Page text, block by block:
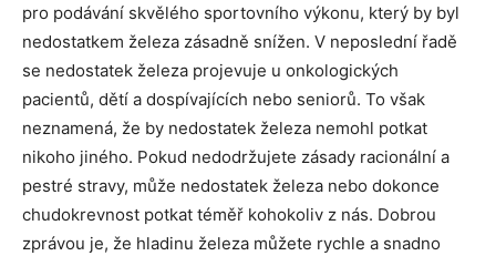
pro podávání skvělého sportovního výkonu, který by byl
nedostatkem železa zásadně snížen. V neposlední řadě
se nedostatek železa projevuje u onkologických
pacientů, dětí a dospívajících nebo seniorů. To však
neznamená, že by nedostatek železa nemohl potkat
nikoho jiného. Pokud nedodržujete zásady racionální a
pestré stravy, může nedostatek železa nebo dokonce
chudokrevnost potkat téměř kohokoliv z nás. Dobrou
zprávou je, že hladinu železa můžete rychle a snadno